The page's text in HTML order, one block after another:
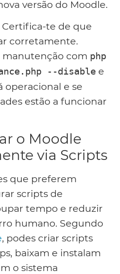
versão do Moodle.
Certifica-te de que
corretamente.
manutenção com php
--disable e
operacional e se
estão a funcionar
o Moodle
via Scripts
que preferem
scripts de
tempo e reduzir
humano. Segundo
, podes criar scripts
baixam e instalam
o sistema